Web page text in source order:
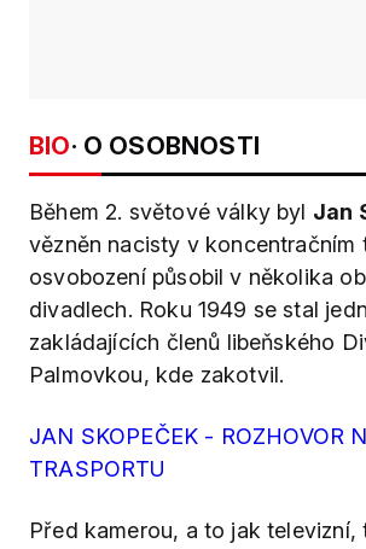
BIO· O OSOBNOSTI
Během 2. světové války byl Jan
vězněn nacisty v koncentračním
osvobození působil v několika
divadlech. Roku 1949 se stal
zakládajících členů libeňského
Palmovkou, kde zakotvil.
JAN SKOPEČEK - ROZHOVOR
TRASPORTU
Před kamerou, a to jak televizní,